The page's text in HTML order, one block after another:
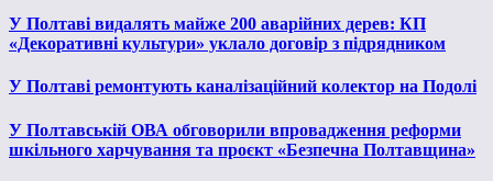
У Полтаві видалять майже 200 аварійних дерев: КП
«Декоративні культури» уклало договір з підрядником
У Полтаві ремонтують каналізаційний колектор на Подолі
У Полтавській ОВА обговорили впровадження реформи
шкільного харчування та проєкт «Безпечна Полтавщина»